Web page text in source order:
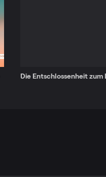
Die Entschlossenheit zum